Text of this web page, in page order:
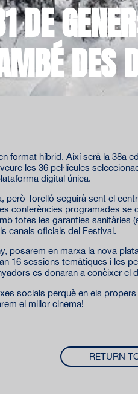
DE
DES
format híbrid. Així serà la 38a
les 36 pel·lícules
digital única.
però Torelló seguirà sent el
conferències programades
totes les garanties
canals oficials del Festival.
posarem en marxa la nova
16 sessions temàtiques i les
es donaran a conèixer el
socials perquè en els
el millor cinema!
RETURN